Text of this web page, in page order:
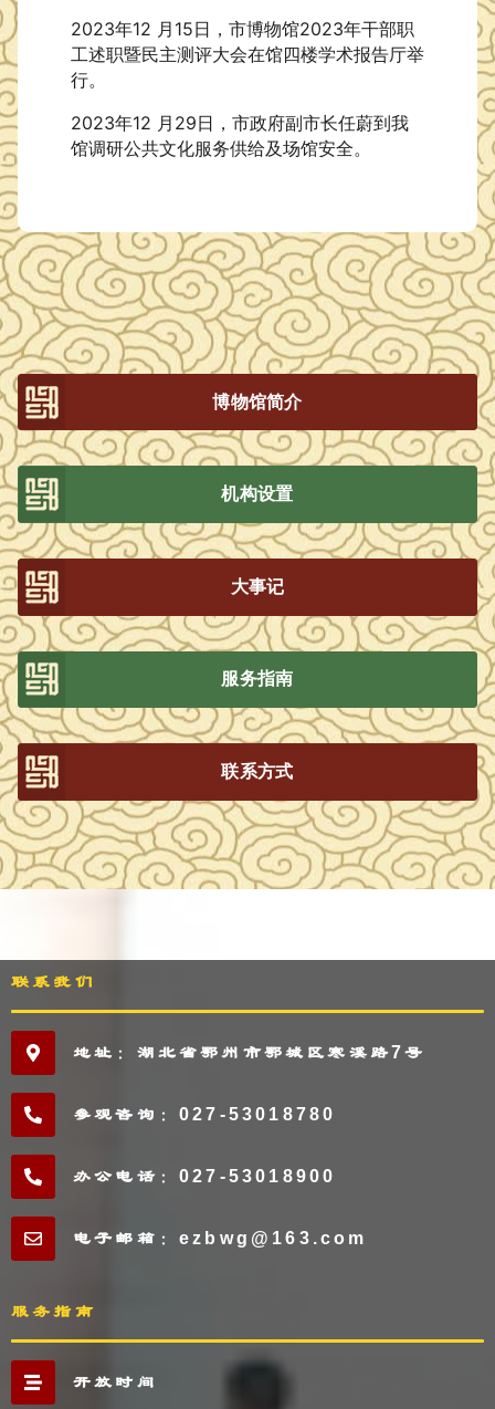
2023年12 月15日，市博物馆2023年干部职
工述职暨民主测评大会在馆四楼学术报告厅举
行。
2023年12 月29日，市政府副市长任蔚到我
馆调研公共文化服务供给及场馆安全。
博物馆简介
机构设置
大事记
服务指南
联系方式
联系我们
地址：湖北省鄂州市鄂城区寒溪路7号
参观咨询：027-53018780
办公电话：027-53018900
电子邮箱：ezbwg@163.com
服务指南
开放时间